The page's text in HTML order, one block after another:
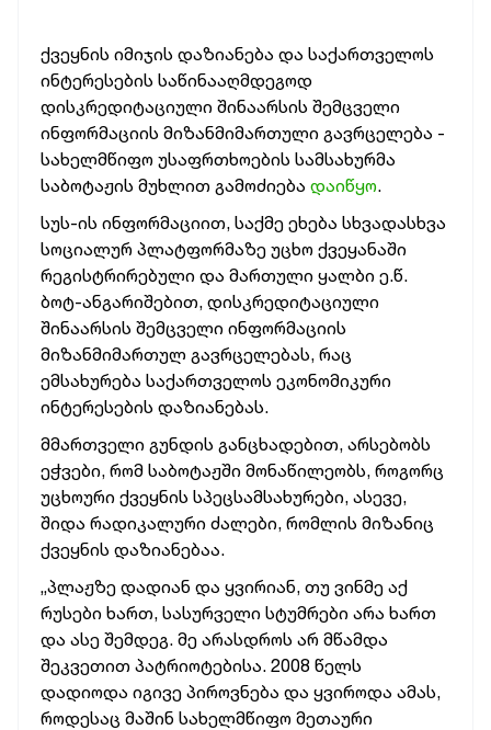
ქვეყნის იმიჯის დაზიანება და საქართველოს
ინტერესების საწინააღმდეგოდ
დისკრედიტაციული შინაარსის შემცველი
ინფორმაციის მიზანმიმართული გავრცელება -
სახელმწიფო უსაფრთხოების სამსახურმა
საბოტაჟის მუხლით გამოძიება დაიწყო.
სუს-ის ინფორმაციით, საქმე ეხება სხვადასხვა
სოციალურ პლატფორმაზე უცხო ქვეყანაში
რეგისტრირებული და მართული ყალბი ე.წ.
ბოტ-ანგარიშებით, დისკრედიტაციული
შინაარსის შემცველი ინფორმაციის
მიზანმიმართულ გავრცელებას, რაც
ემსახურება საქართველოს ეკონომიკური
ინტერესების დაზიანებას.
მმართველი გუნდის განცხადებით, არსებობს
ეჭვები, რომ საბოტაჟში მონაწილეობს, როგორც
უცხოური ქვეყნის სპეცსამსახურები, ასევე,
შიდა რადიკალური ძალები, რომლის მიზანიც
ქვეყნის დაზიანებაა.
„პლაჟზე დადიან და ყვირიან, თუ ვინმე აქ
რუსები ხართ, სასურველი სტუმრები არა ხართ
და ასე შემდეგ. მე არასდროს არ მწამდა
შეკვეთით პატრიოტებისა. 2008 წელს
დადიოდა იგივე პიროვნება და ყვიროდა ამას,
როდესაც მაშინ სახელმწიფო მეთაური